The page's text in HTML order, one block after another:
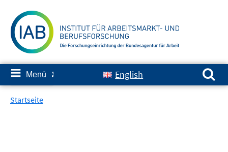
zum
Inhalt
≡ Menü ✘ English
Suchen nach:
Startseite